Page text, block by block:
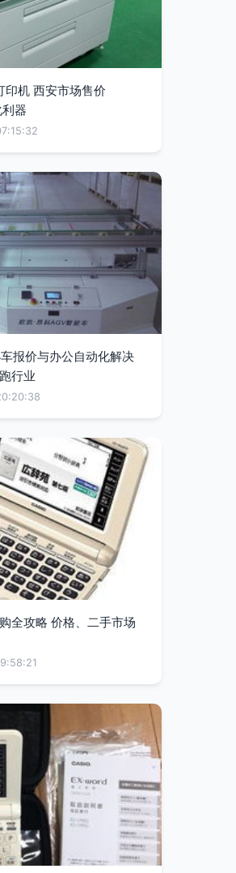
机 西安市场售价
器
报价与办公自动化解决
行业
全攻略 价格、二手市场